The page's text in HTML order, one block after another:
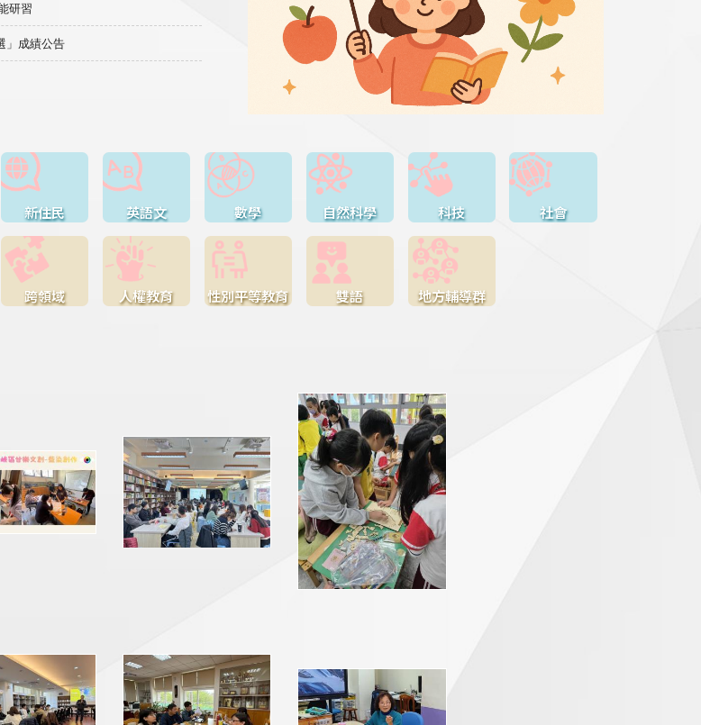
研習
」成績公告
新住民 英語文 數學 自然科學 科技 社會
跨領域 人權教育 性別平等教育 雙語 地方輔導群